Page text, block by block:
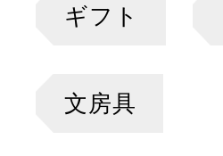
ギフト
文房具